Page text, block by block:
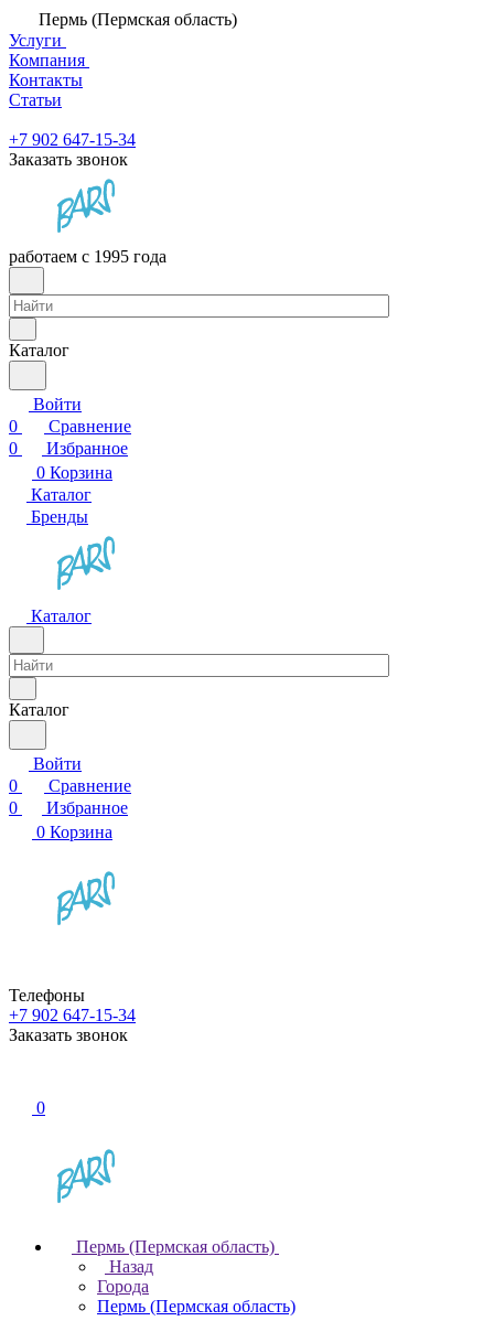
Пермь (Пермская область)
Услуги
Компания
Контакты
Статьи
+7 902 647-15-34
Заказать звонок
работаем с 1995 года
Каталог
Войти
0
Сравнение
0
Избранное
0 Корзина
Каталог
Бренды
Каталог
Каталог
Войти
0
Сравнение
0
Избранное
0 Корзина
Телефоны
+7 902 647-15-34
Заказать звонок
0
Пермь (Пермская область)
Назад
Города
Пермь (Пермская область)